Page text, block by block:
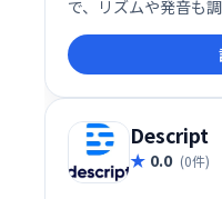
で、リズムや発音も
ディア投稿向けの動
は、テキスト入力だ
用できます。手軽に
すすめです。
Descript
0.0 (0件)